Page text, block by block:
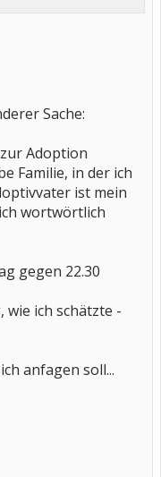
Sache:
Adoption
Familie, in der ich
ist mein
wortwörtlich
gegen 22.30
wie ich schätzte -
anfagen soll...